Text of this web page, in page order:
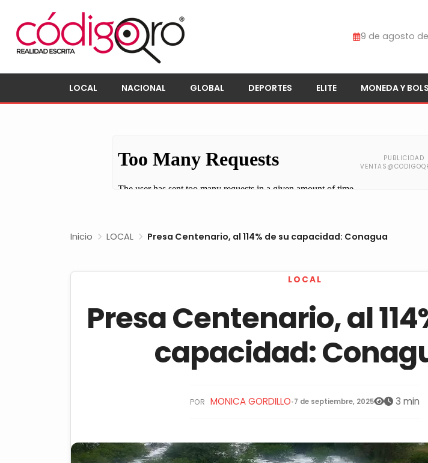
9 de agosto
LOCAL NACIONAL GLOBAL DEPORTES ELITE MONEDA Y
Inicio LOCAL Presa Centenario, al 114% de su capacidad: Conagua
LOCAL
Presa Centenario, al
capacidad:
POR MONICA GORDILLO•7 de septiembre, 2025 3 min